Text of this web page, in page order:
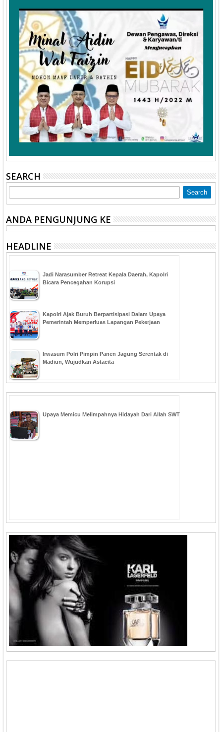
SEARCH
ANDA PENGUNJUNG KE
HEADLINE
Jadi Narasumber Retreat Kepala Daerah, Kapolri
Bicara Pencegahan Korupsi
Kapolri Ajak Buruh Berpartisipasi Dalam Upaya
Pemerintah Memperluas Lapangan Pekerjaan
Irwasum Polri Pimpin Panen Jagung Serentak di
Madiun, Wujudkan Astacita
Upaya Memicu Melimpahnya Hidayah Dari Allah SWT